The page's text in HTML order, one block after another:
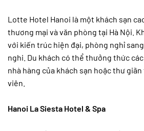
Lotte Hotel Hanoi là một khách sạn
thương mại và văn phòng tại Hà Nội.
với kiến trúc hiện đại, phòng nghỉ
nghi. Du khách có thể thưởng thức
nhà hàng của khách sạn hoặc thư
viên.
Hanoi La Siesta Hotel & Spa